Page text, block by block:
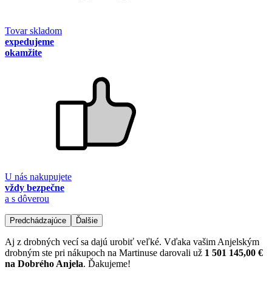
Tovar skladom
expedujeme
okamžite
U nás nakupujete
vždy bezpečne
a s dôverou
Predchádzajúce Ďalšie
Aj z drobných vecí sa dajú urobiť veľké. Vďaka vašim Anjelským
drobným ste pri nákupoch na Martinuse darovali už 1 501 145,00 €
na Dobrého Anjela. Ďakujeme!